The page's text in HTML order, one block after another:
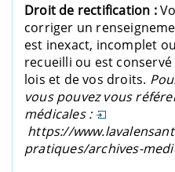
Droit de rectification :
corriger un
est inexact, incomplet
recueilli ou est
lois et de vos droits.
vous pouvez vous
médicales :
https://
pratiques/archives-